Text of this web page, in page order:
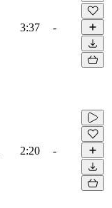
3:37 -
2:20 -